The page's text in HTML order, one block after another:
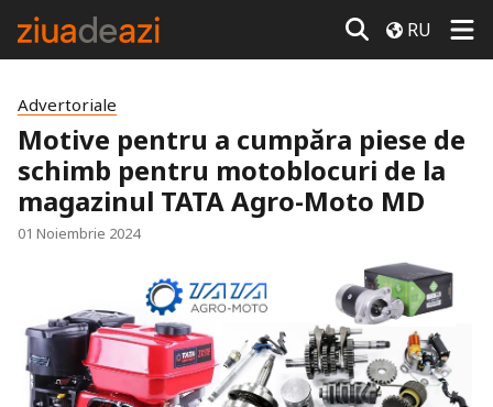
RU
Advertoriale
Motive pentru a cumpăra piese de
schimb pentru motoblocuri de la
magazinul TATA Agro-Moto MD
01 Noiembrie 2024